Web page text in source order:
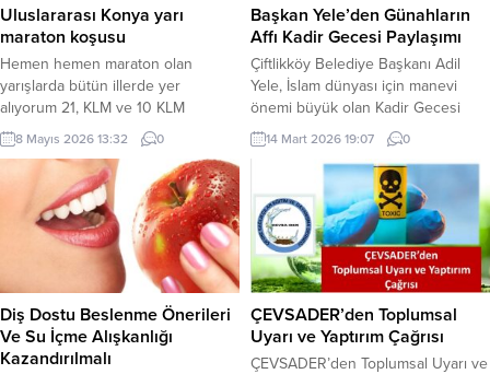
Uluslararası Konya yarı
maraton koşusu
Hemen hemen maraton olan
yarışlarda bütün illerde yer
alıyorum 21, KLM ve 10 KLM
koşuyorum 90 adet madalya
kazandım kupalar kazandım yaş 68
doksan yaşına kadar koşmak
istiyorum Allah sağlık sıhhat verirse
gençleri spora özendirmek kötü
alışkanlık tan kaçınmaları için spor
sağlıktır spor yapmalarını sağlamak
istiyorum spor sağlıktır spor
kardeşlik...
8 Mayıs 2026 13:32 0
Başkan Yele’den Günahların
Affı Kadir Gecesi Paylaşımı
Çiftlikköy Belediye Başkanı Adil
Yele, İslam dünyası için manevi
önemi büyük olan Kadir Gecesi
dolayısıyla bir mesaj yayınladı.
Başkan Yele mesajında, “Kadir
Gecesi, dualarımızın kabul olduğu,
gönüllerimizin manevi derinlik
kazandığı bir gecedir. Kur’an-ı
Kerim’de bin aydan daha hayırlı
olduğu belirtilen mübarek Kadir
Gecesi’nin tüm insanlığa sağlık,
sıhhat ve huzur getirmesini...
14 Mart 2026 19:07 0
Diş Dostu Beslenme Önerileri
Ve Su İçme Alışkanlığı
Kazandırılmalı
ÇEVSADER’den Toplumsal
Uyarı ve Yaptırım Çağrısı
ÇEVSADER’den Toplumsal Uyarı ve